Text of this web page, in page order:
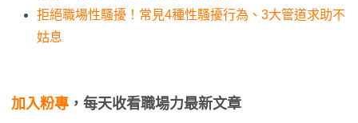
拒絕職場性騷擾！常見4種性騷擾行為、3大管道求助不
姑息
加入粉專 ，每天收看職場力最新文章